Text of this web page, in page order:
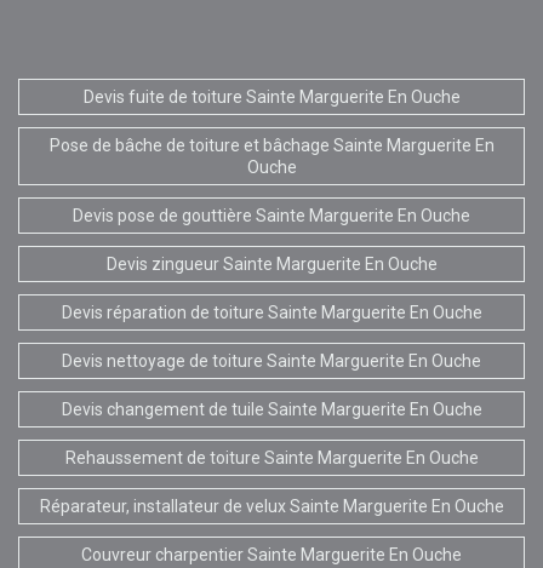
Devis fuite de toiture Sainte Marguerite En Ouche
Pose de bâche de toiture et bâchage Sainte Marguerite En
Ouche
Devis pose de gouttière Sainte Marguerite En Ouche
Devis zingueur Sainte Marguerite En Ouche
Devis réparation de toiture Sainte Marguerite En Ouche
Devis nettoyage de toiture Sainte Marguerite En Ouche
Devis changement de tuile Sainte Marguerite En Ouche
Rehaussement de toiture Sainte Marguerite En Ouche
Réparateur, installateur de velux Sainte Marguerite En Ouche
Couvreur charpentier Sainte Marguerite En Ouche